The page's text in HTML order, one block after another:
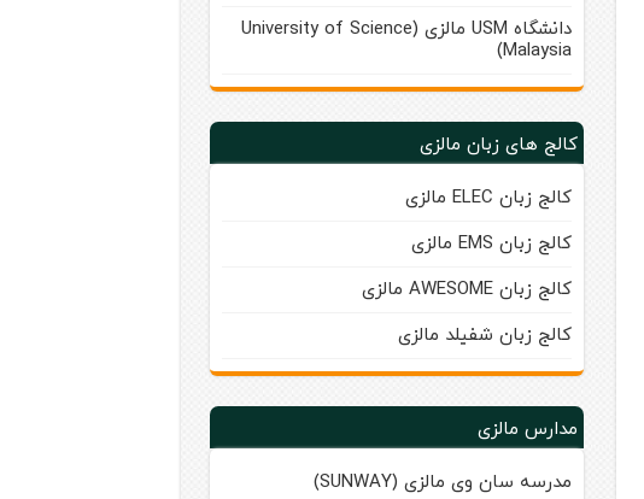
دانشگاه USM مالزی (University of Science
Malaysia)
کالج های زبان مالزی
کالج زبان ELEC مالزی
کالج زبان EMS مالزی
کالج زبان AWESOME مالزی
کالج زبان شفیلد مالزی
مدارس مالزی
مدرسه سان‌ وی مالزی (SUNWAY)